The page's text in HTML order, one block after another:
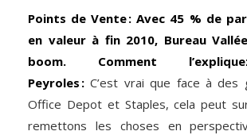
Points de Vente : Avec 45 % de
en valeur à fin 2010, Bureau
boom. Comment
Peyroles : C’est vrai que face à des
Office Depot et Staples, cela peut
remettons les choses en